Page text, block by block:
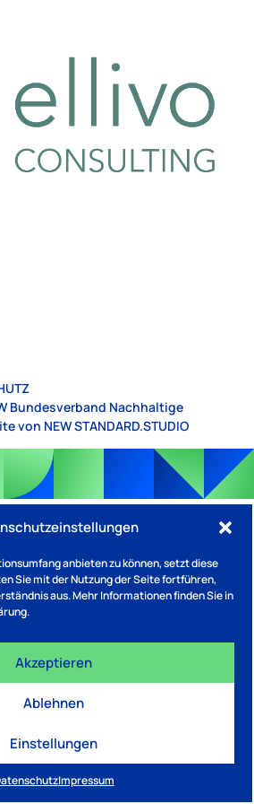
anbieten zu können, setzt diese
Sie mit der Nutzung der Seite fortführen,
aus. Mehr Informationen finden Sie in
Akzeptieren
Ablehnen
Einstellungen
Impressum
Bundesverband Nachhaltige
von NEW STANDARD.STUDIO